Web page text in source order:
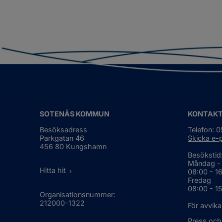
SOTENÄS KOMMUN
Besöksadress
Parkgatan 46
456 80 Kungshamn
Hitta hit
Organisationsnummer:
212000-1322
Telefon:
Skicka e-
Besökstid:
Måndag
08:00 -
Fredag
08:00 -
För